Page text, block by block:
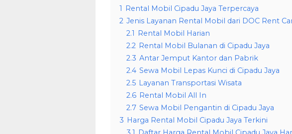
1 Rental Mobil Cipadu Jaya Terpercaya
2 Jenis Layanan Rental Mobil dari DOC Rent
2.1 Rental Mobil Harian
2.2 Rental Mobil Bulanan di Cipadu Jaya
2.3 Antar Jemput Kantor dan Pabrik
2.4 Sewa Mobil Lepas Kunci di Cipadu Jaya
2.5 Layanan Transportasi Wisata
2.6 Rental Mobil All In
2.7 Sewa Mobil Pengantin di Cipadu Jaya
3 Harga Rental Mobil Cipadu Jaya Terkini